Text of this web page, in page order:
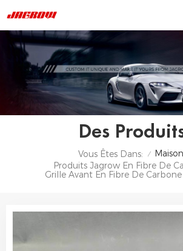
Des
Vous Êtes Dans: / Maison
Produits Jagrow En Fibre De